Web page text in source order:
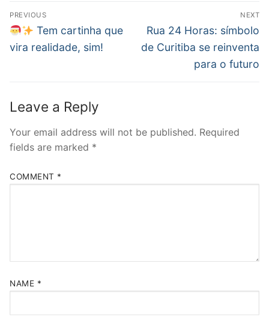
Post
navigation
PREVIOUS
Previous
post:
Tem cartinha que
vira realidade, sim!
NEXT
Next
post:
Rua 24 Horas: símbolo
de Curitiba se reinventa
para o futuro
Leave a Reply
Your email address will not be published. Required
fields are marked *
COMMENT *
NAME *